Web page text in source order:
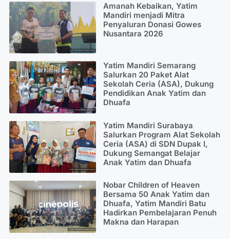
Amanah Kebaikan, Yatim
Mandiri menjadi Mitra
Penyaluran Donasi Gowes
Nusantara 2026
Yatim Mandiri Semarang
Salurkan 20 Paket Alat
Sekolah Ceria (ASA), Dukung
Pendidikan Anak Yatim dan
Dhuafa
Yatim Mandiri Surabaya
Salurkan Program Alat Sekolah
Ceria (ASA) di SDN Dupak I,
Dukung Semangat Belajar
Anak Yatim dan Dhuafa
Nobar Children of Heaven
Bersama 50 Anak Yatim dan
Dhuafa, Yatim Mandiri Batu
Hadirkan Pembelajaran Penuh
Makna dan Harapan